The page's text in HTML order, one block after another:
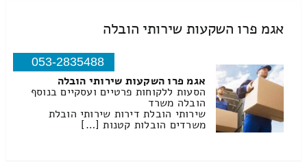
אגמ פרו השקעות שירותי הובלה
053-2835488
אגמ פרו השקעות שירותי הובלה
הסעות ללקוחות פרטיים ועסקיים בנוסף
הובלה משרד
שירותי הובלת דירות שירותי הובלת
משרדים הובלות קטנות […]